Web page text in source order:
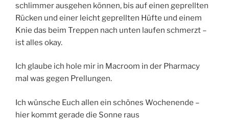
schlimmer ausgehen können, bis auf einen geprellten
Rücken und einer leicht geprellten Hüfte und einem
Knie das beim Treppen nach unten laufen schmerzt –
ist alles okay.
Ich glaube ich hole mir in Macroom in der Pharmacy
mal was gegen Prellungen.
Ich wünsche Euch allen ein schönes Wochenende –
hier kommt gerade die Sonne raus